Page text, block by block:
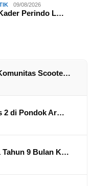
09/08/2026
Perindo L…
Scoote…
2 di Pondok Ar…
Tahun 9 Bulan K…